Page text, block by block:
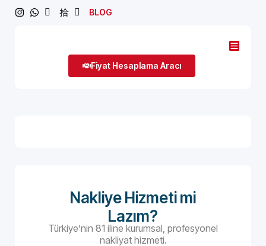
BLOG
Fiyat Hesaplama Aracı
Nakliye Hizmeti mi
Lazım?
Türkiye’nin 81 iline kurumsal, profesyonel
nakliyat hizmeti.